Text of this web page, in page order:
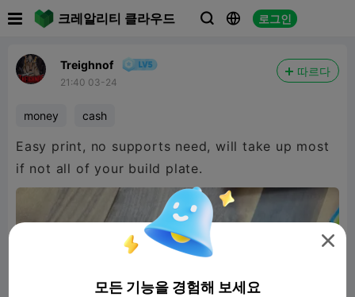
크레알리티 클라우드   로그인
Treighnof
21:40 03-24
따르다
money cash
Easy print, no supports need, will take up most
if not all of your build plate.

모든 기능을 경험해 보세요